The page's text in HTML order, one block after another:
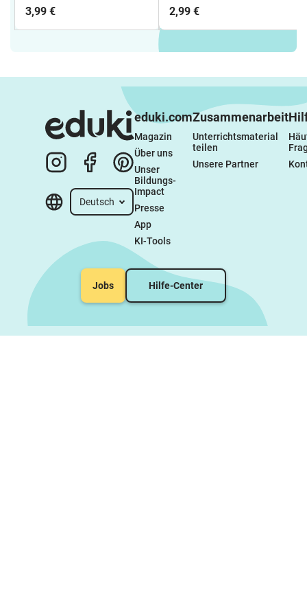
3,99 € Klasse 1
2,99 €
Deutsch
eduki.com
Magazin
Über uns
Unser
Bildungs-
Impact
Presse
App
KI-Tools
Zusammenarbeit
Unterrichtsmaterial
teilen
Unsere Partner
Jobs Hilfe-Center